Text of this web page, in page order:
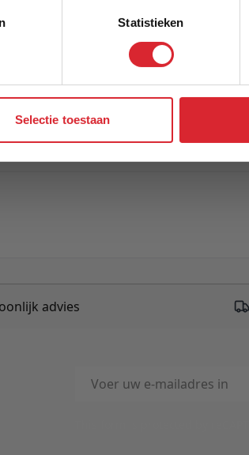
Statistieken
Selectie toestaan
advies
E-mailadres